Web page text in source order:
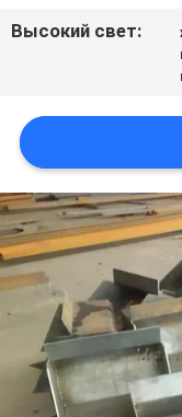
САЙТА
ПОЛИТИКА
Высокий свет: